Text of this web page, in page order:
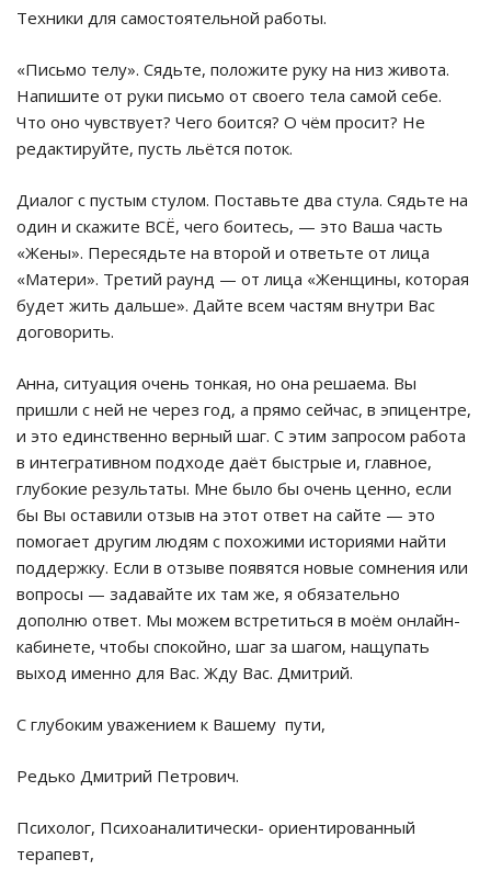
Техники для самостоятельной работы.
«Письмо телу». Сядьте, положите руку на низ живота.
Напишите от руки письмо от своего тела самой себе.
Что оно чувствует? Чего боится? О чём просит? Не
редактируйте, пусть льётся поток.
Диалог с пустым стулом. Поставьте два стула. Сядьте на
один и скажите ВСЁ, чего боитесь, — это Ваша часть
«Жены». Пересядьте на второй и ответьте от лица
«Матери». Третий раунд — от лица «Женщины, которая
будет жить дальше». Дайте всем частям внутри Вас
договорить.
Анна, ситуация очень тонкая, но она решаема. Вы
пришли с ней не через год, а прямо сейчас, в эпицентре,
и это единственно верный шаг. С этим запросом работа
в интегративном подходе даёт быстрые и, главное,
глубокие результаты. Мне было бы очень ценно, если
бы Вы оставили отзыв на этот ответ на сайте — это
помогает другим людям с похожими историями найти
поддержку. Если в отзыве появятся новые сомнения или
вопросы — задавайте их там же, я обязательно
дополню ответ. Мы можем встретиться в моём онлайн-
кабинете, чтобы спокойно, шаг за шагом, нащупать
выход именно для Вас. Жду Вас. Дмитрий.
С глубоким уважением к Вашему пути,
Редько Дмитрий Петрович.
Психолог, Психоаналитически- ориентированный
терапевт,